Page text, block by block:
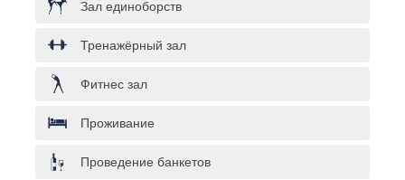
Зал единоборств
Тренажёрный зал
Фитнес зал
Проживание
Проведение банкетов